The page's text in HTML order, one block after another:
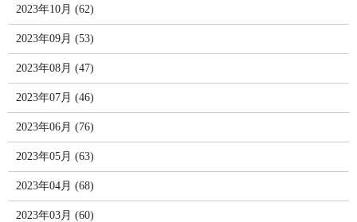
2023年10月 (62)
2023年09月 (53)
2023年08月 (47)
2023年07月 (46)
2023年06月 (76)
2023年05月 (63)
2023年04月 (68)
2023年03月 (60)